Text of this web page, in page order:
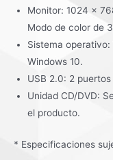
Monitor: 1024 x
Modo de color de
Sistema operativo:
Windows 10.
USB 2.0: 2
Unidad CD/DVD:
el producto.
* Especificaciones